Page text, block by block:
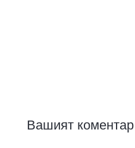
Вашият коментар